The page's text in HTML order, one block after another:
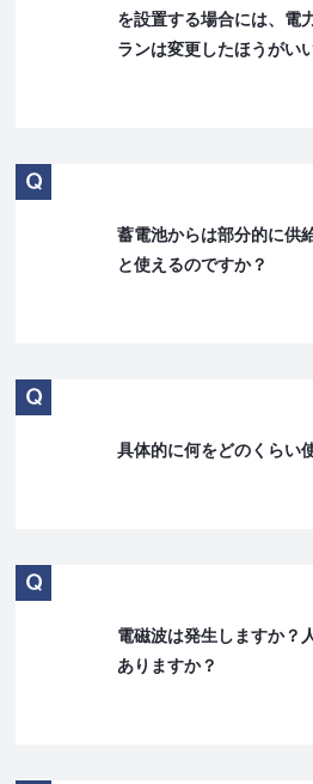
を設置する場合には、電
ランは変更したほうがい
蓄電池からは部分的に供
と使えるのですか？
具体的に何をどのくらい
電磁波は発生しますか？
ありますか？